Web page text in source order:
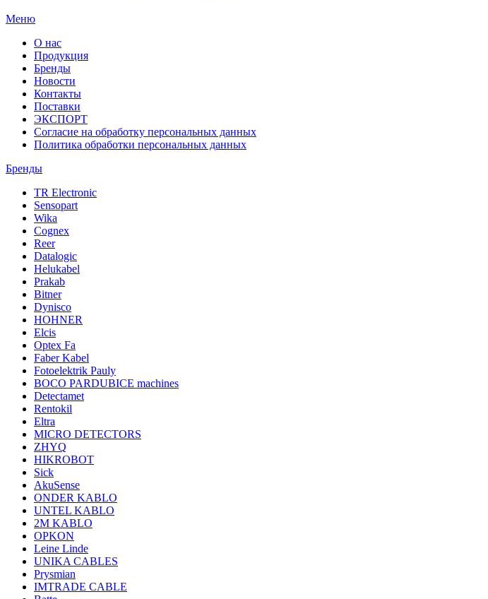
Меню
О нас
Продукция
Бренды
Новости
Контакты
Поставки
ЭКСПОРТ
Согласие на обработку персональных данных
Политика обработки персональных данных
Бренды
TR Electronic
Sensopart
Wika
Cognex
Reer
Datalogic
Helukabel
Prakab
Bitner
Dynisco
HOHNER
Elcis
Optex Fa
Faber Kabel
Fotoelektrik Pauly
BOCO PARDUBICE machines
Detectamet
Rentokil
Eltra
MICRO DETECTORS
ZHYQ
HIKROBOT
Sick
AkuSense
ONDER KABLO
UNTEL KABLO
2M KABLO
OPKON
Leine Linde
UNIKA CABLES
Prysmian
IMTRADE CABLE